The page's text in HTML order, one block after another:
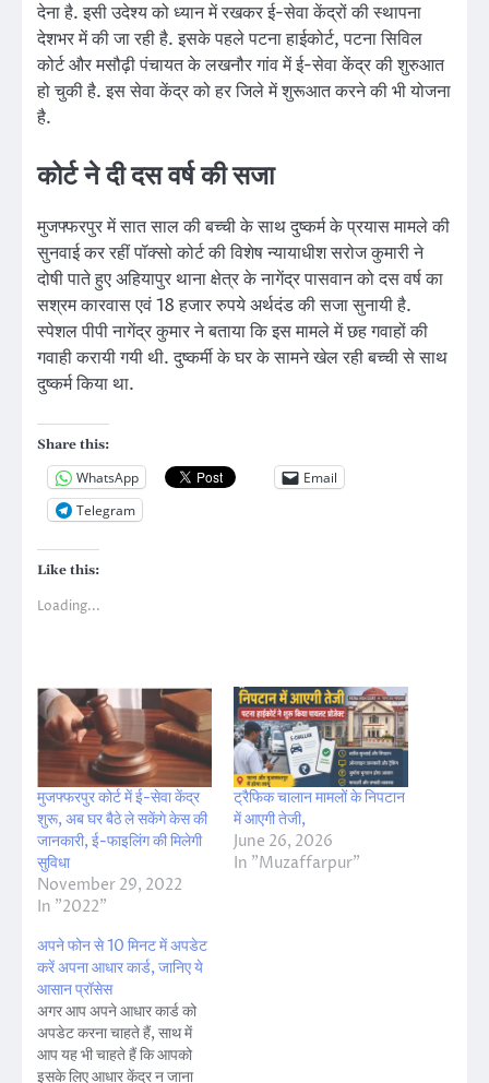
देना है. इसी उदेश्य को ध्यान में रखकर ई-सेवा केंद्रों की स्थापना
देशभर में की जा रही है. इसके पहले पटना हाईकोर्ट, पटना सिविल
कोर्ट और मसौढ़ी पंचायत के लखनौर गांव में ई-सेवा केंद्र की शुरुआत
हो चुकी है. इस सेवा केंद्र को हर जिले में शुरूआत करने की भी योजना
है.
कोर्ट ने दी दस वर्ष की सजा
मुजफ्फरपुर में सात साल की बच्ची के साथ दुष्कर्म के प्रयास मामले की
सुनवाई कर रहीं पॉक्सो कोर्ट की विशेष न्यायाधीश सरोज कुमारी ने
दोषी पाते हुए अहियापुर थाना क्षेत्र के नागेंद्र पासवान को दस वर्ष का
सश्रम कारवास एवं 18 हजार रुपये अर्थदंड की सजा सुनायी है.
स्पेशल पीपी नागेंद्र कुमार ने बताया कि इस मामले में छह गवाहों की
गवाही करायी गयी थी. दुष्कर्मी के घर के सामने खेल रही बच्ची से साथ
दुष्कर्म किया था.
Share this:
WhatsApp
Email
Telegram
Like this:
Loading...
मुजफ्फरपुर कोर्ट में ई-सेवा केंद्र
शुरू, अब घर बैठे ले सकेंगे केस की
जानकारी, ई-फाइलिंग की मिलेगी
सुविधा
November 29, 2022
In "2022"
ट्रैफिक चालान मामलों के निपटान
में आएगी तेजी,
June 26, 2026
In "Muzaffarpur"
अपने फोन से 10 मिनट में अपडेट
करें अपना आधार कार्ड, जानिए ये
आसान प्रॉसेस
अगर आप अपने आधार कार्ड को
अपडेट करना चाहते हैं, साथ में
आप यह भी चाहते हैं कि आपको
इसके लिए आधार केंद्र न जाना